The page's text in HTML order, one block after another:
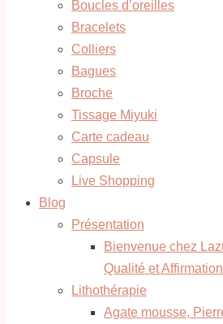
Boucles d’oreilles
Bracelets
Colliers
Bagues
Broche
Tissage Miyuki
Carte cadeau
Capsule
Live Shopping
Blog
Présentation
Bienvenue chez
Qualité et
Lithothérapie
Agate mousse,